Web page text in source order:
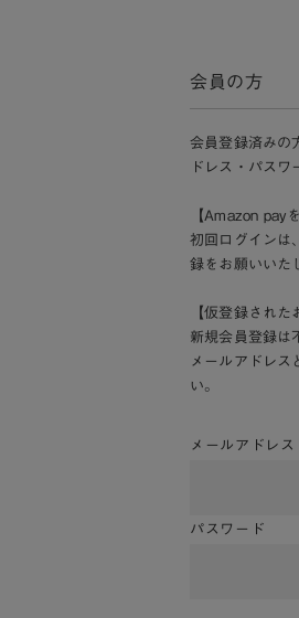
会員の方
会員登録済みの
ドレス・パスワ
【Amazon pay
初回ログインは
録をお願いいた
【仮登録された
新規会員登録は
メールアドレス
い。
メールアドレス
パスワード